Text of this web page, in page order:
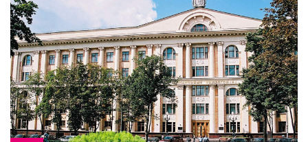
сводные отчеты, поскольку каждый филиал формировал
кадровую отчетность по-разному. Сложно было
осуществлять и контроль за работой удаленных
филиалов.